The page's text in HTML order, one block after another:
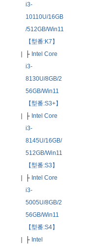
i3-
10110U/16GB
/512GB/Win11
【型番:K7】
｜
├ Intel Core
i3-
8130U/8GB/2
56GB/Win11
【型番:S3+】
｜
├ Intel Core
i3-
8145U/16GB/
512GB/Win11
【型番:S3】
｜
├ Intel Core
i3-
5005U/8GB/2
56GB/Win11
【型番:S4】
｜
├ Intel